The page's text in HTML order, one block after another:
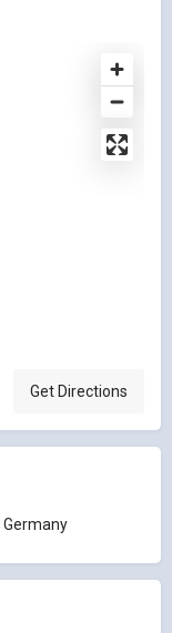
Get Directions
Germany